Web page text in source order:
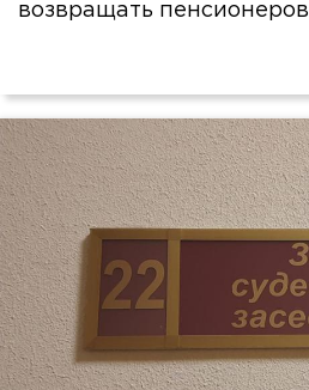
возвращать